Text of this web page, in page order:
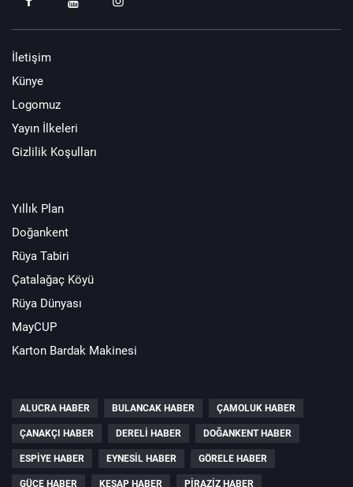
İletişim
Künye
Logomuz
Yayın İlkeleri
Gizlilik Koşulları
Yıllık Plan
Doğankent
Rüya Tabiri
Çatalağaç Köyü
Rüya Dünyası
MayCUP
Karton Bardak Makinesi
ALUCRA HABER BULANCAK HABER ÇAMOLUK HABER
ÇANAKÇI HABER DERELI HABER DOĞANKENT HABER
ESPIYE HABER EYNESIL HABER GÖRELE HABER
GÜCE HABER KEŞAP HABER PIRAZIZ HABER